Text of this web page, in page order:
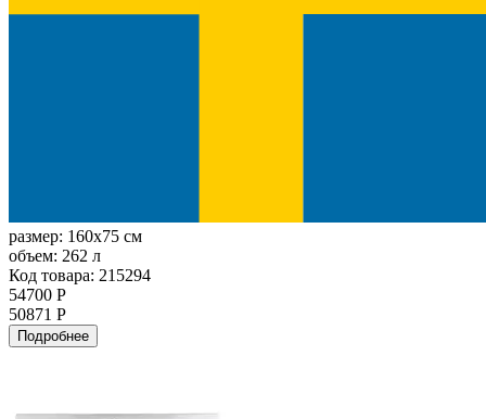
размер: 160x75 см
объем: 262 л
Код товара: 215294
54700 Р
50871 Р
Подробнее